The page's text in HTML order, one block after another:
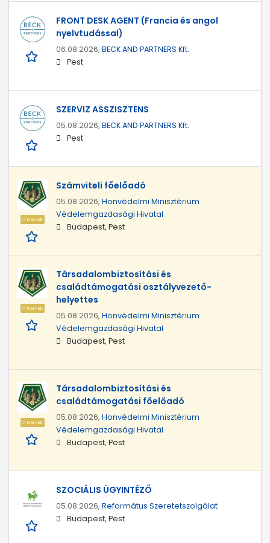
FRONT DESK AGENT (Francia és angol
nyelvtudással)
06.08.2026, BECK AND PARTNERS Kft.
Pest
SZERVIZ ASSZISZTENS
05.08.2026, BECK AND PARTNERS Kft.
Pest
Kiemelt
Számviteli főelőadó
05.08.2026, Honvédelmi Minisztérium
Védelemgazdasági Hivatal
Budapest, Pest
Kiemelt
Társadalombiztosítási és
családtámogatási osztályvezető-
helyettes
05.08.2026, Honvédelmi Minisztérium
Védelemgazdasági Hivatal
Budapest, Pest
Kiemelt
Társadalombiztosítási és
családtámogatási főelőadó
05.08.2026, Honvédelmi Minisztérium
Védelemgazdasági Hivatal
Budapest, Pest
SZOCIÁLIS ÜGYINTÉZŐ
05.08.2026, Református Szeretetszolgálat
Budapest, Pest